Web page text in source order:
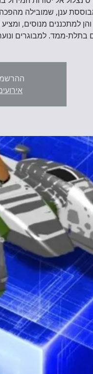
ענן, שמובילה מהפכה
למתכננים מנוסים,
ממד. למבוגרים ונוער (15 ומעלה). לא נדרש ניסיון